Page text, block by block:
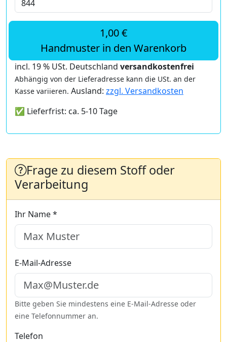
1,00 €
Handmuster in den Warenkorb
incl. 19 % USt. Deutschland versandkostenfrei
Abhängig von der Lieferadresse kann die USt. an der
Kasse variieren. Ausland: zzgl. Versandkosten
✅ Lieferfrist: ca. 5-10 Tage
Frage zu diesem Stoff oder
Verarbeitung
Ihr Name *
E-Mail-Adresse
Bitte geben Sie mindestens eine E-Mail-Adresse oder
eine Telefonnummer an.
Telefon